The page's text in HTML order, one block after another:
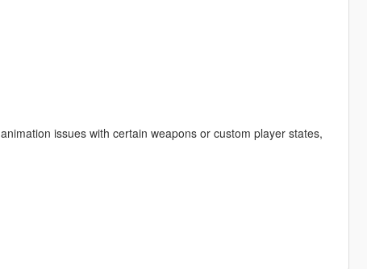
issues with certain weapons or custom player states,